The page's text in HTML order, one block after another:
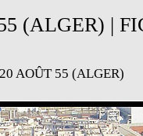
(ALGER) |
AOÛT 55 (ALGER)